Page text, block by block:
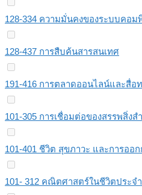
128-334 ความมั่นคงของระบบคอม
128-437 การสืบค้นสารสนเทศ
191-416 การตลาดออนไลน์และสื่อ
101-305 การเชื่อมต่อของสรรพสิ่ง
101-401 ชีวิต สุขภาวะ และการออก
101- 312 คณิตศาสตร์ในชีวิตประจ